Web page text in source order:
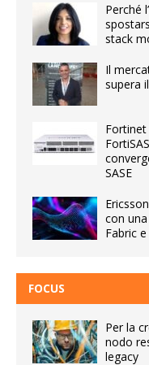
Perché
stack
Il
supera
Fortinet
SASE
con
Fabric e
FOCUS
Per la
nodo
legacy